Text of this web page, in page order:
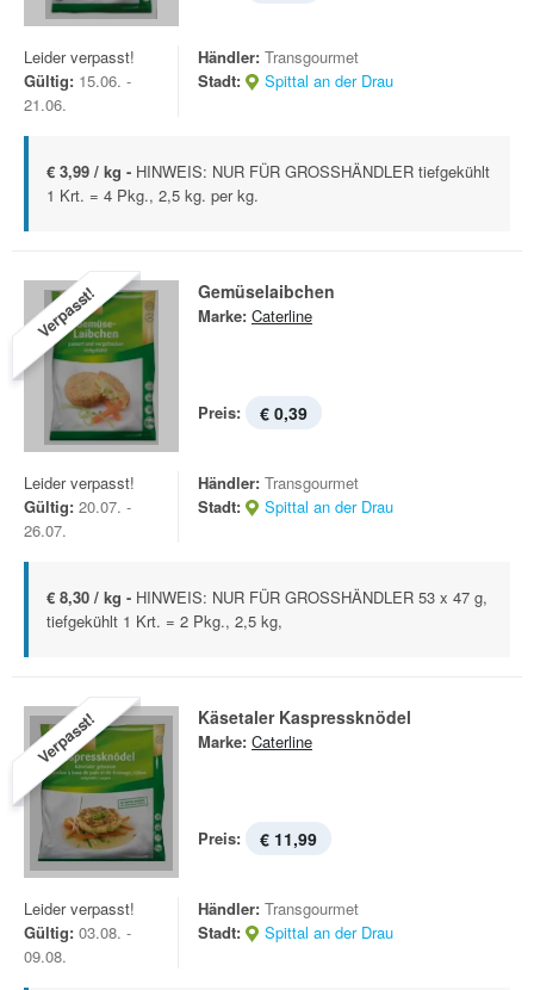
Leider verpasst!
Gültig: 15.06. -
21.06.
Händler: Transgourmet
Stadt:
Spittal an der Drau
€ 3,99 / kg - HINWEIS: NUR FÜR GROSSHÄNDLER tiefgekühlt
1 Krt. = 4 Pkg., 2,5 kg. per kg.
Verpasst! Gemüselaibchen
Marke: Caterline
Preis: € 0,39
Leider verpasst!
Gültig: 20.07. -
26.07.
Händler: Transgourmet
Stadt:
Spittal an der Drau
€ 8,30 / kg - HINWEIS: NUR FÜR GROSSHÄNDLER 53 x 47 g,
tiefgekühlt 1 Krt. = 2 Pkg., 2,5 kg,
Verpasst! Käsetaler Kaspressknödel
Marke: Caterline
Preis: € 11,99
Leider verpasst!
Gültig: 03.08. -
09.08.
Händler: Transgourmet
Stadt:
Spittal an der Drau